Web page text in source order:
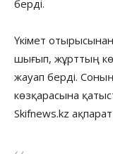
берді.
Үкімет
шығып, жұрттың
жауап берді. Соның
көзқарасына
Skifnews.kz